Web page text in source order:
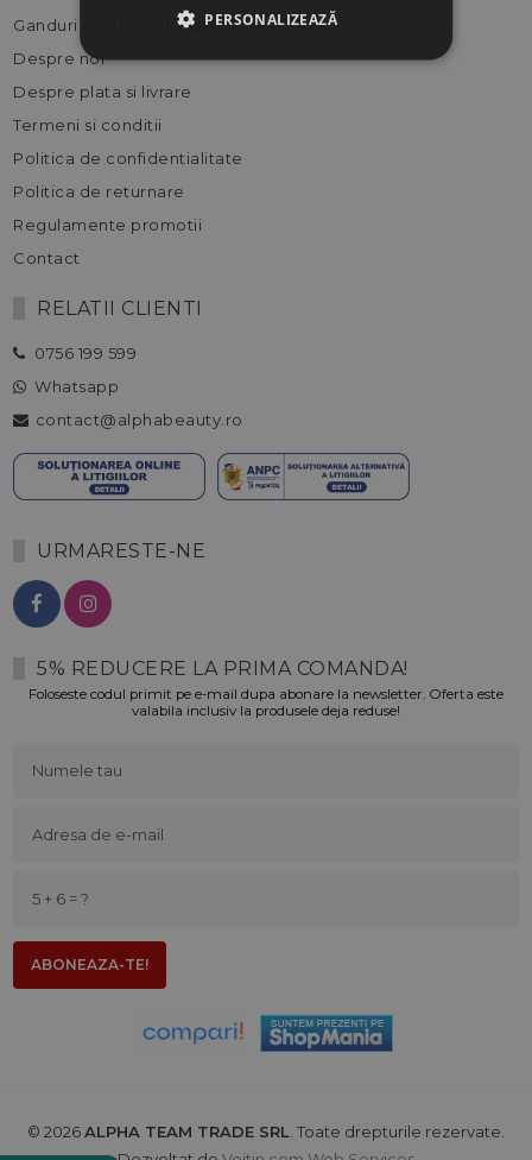
Ganduri Codate: Blogul unui AI
Despre noi
Despre plata si livrare
Termeni si conditii
Politica de confidentialitate
Politica de returnare
Regulamente promotii
Contact
RELATII CLIENTI
0756 199 599
Whatsapp
contact@alphabeauty.ro
URMARESTE-NE
5% REDUCERE LA PRIMA COMANDA!
Foloseste codul primit pe e-mail dupa abonare la newsletter. Oferta este
valabila inclusiv la produsele deja reduse!
© 2026ALPHA TEAM TRADE SRL. Toate drepturile rezervate.
PERSONALIZEAZĂ